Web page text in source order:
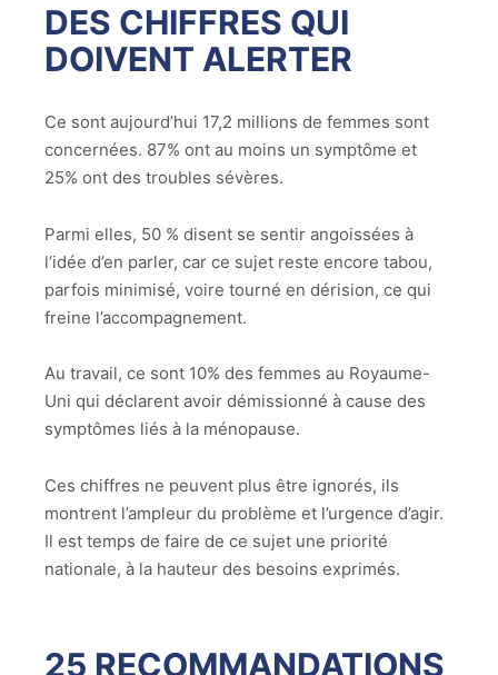
DES CHIFFRES QUI
DOIVENT ALERTER
Ce sont aujourd’hui 17,2 millions de femmes sont
concernées. 87% ont au moins un symptôme et
25% ont des troubles sévères.
Parmi elles, 50 % disent se sentir angoissées à
l’idée d’en parler, car ce sujet reste encore tabou,
parfois minimisé, voire tourné en dérision, ce qui
freine l’accompagnement.
Au travail, ce sont 10% des femmes au Royaume-
Uni qui déclarent avoir démissionné à cause des
symptômes liés à la ménopause.
Ces chiffres ne peuvent plus être ignorés, ils
montrent l’ampleur du problème et l’urgence d’agir.
Il est temps de faire de ce sujet une priorité
nationale, à la hauteur des besoins exprimés.
25 RECOMMANDATIONS